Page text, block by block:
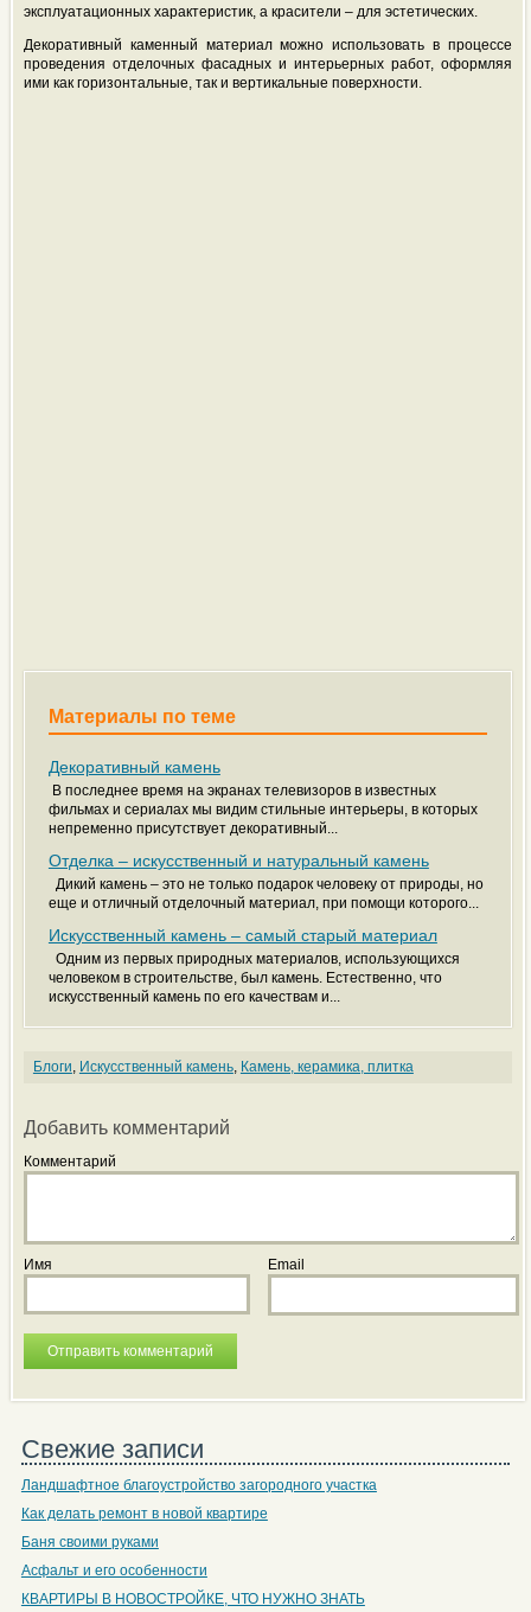
эксплуатационных характеристик, а красители – для эстетических.
Декоративный каменный материал можно использовать в процессе
проведения отделочных фасадных и интерьерных работ, оформляя
ими как горизонтальные, так и вертикальные поверхности.
Материалы по теме
Декоративный камень
В последнее время на экранах телевизоров в известных
фильмах и сериалах мы видим стильные интерьеры, в которых
непременно присутствует декоративный...
Отделка – искусственный и натуральный камень
Дикий камень – это не только подарок человеку от природы, но
еще и отличный отделочный материал, при помощи которого...
Искусственный камень – самый старый материал
Одним из первых природных материалов, использующихся
человеком в строительстве, был камень. Естественно, что
искусственный камень по его качествам и...
Блоги, Искусственный камень, Камень, керамика, плитка
Добавить комментарий
Комментарий
Имя Email
Свежие записи
Ландшафтное благоустройство загородного участка
Как делать ремонт в новой квартире
Баня своими руками
Асфальт и его особенности
КВАРТИРЫ В НОВОСТРОЙКЕ, ЧТО НУЖНО ЗНАТЬ